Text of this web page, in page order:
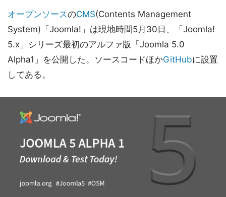
オープンソースのCMS(Contents Management
System)「Joomla!」は現地時間5月30日、「Joomla!
5.x」シリーズ最初のアルファ版「Joomla 5.0
Alpha1」を公開した。ソースコードほかGitHubに設置
してある。